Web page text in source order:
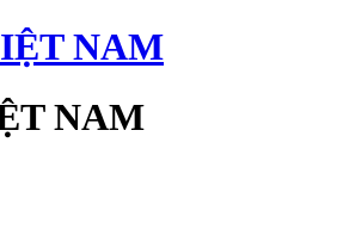
NAM